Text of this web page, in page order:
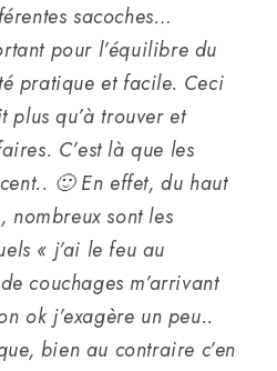
sacoches…
pour l’équilibre du
pratique et facile. Ceci
plus qu’à trouver et
C’est là que les
🙂 En effet, du haut
nombreux sont les
« j’ai le feu au
couchages m’arrivant
ok j’exagère un peu..
bien au contraire c’en